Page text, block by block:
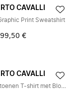
CAVALLI
Print Sweatshirt
99,50 €
CAVALLI
Wit Katoenen T-shirt met Bloemrijk Monogram RC